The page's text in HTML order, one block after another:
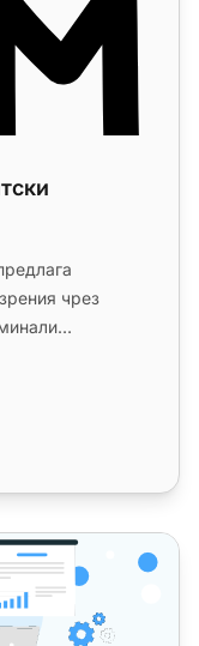
чрез
на най-добрия